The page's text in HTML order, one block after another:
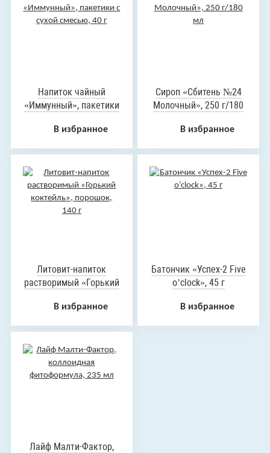
Напиток чайный
«Иммунный», пакетики
В избранное
Сироп «Сбитень №24
Молочный», 250 г/180
В избранное
Литовит-напиток
растворимый «Горький
140 г
В избранное
Батончик «Успех-2 Five
o’clock», 45 г
В избранное
Лайф Малти-Фактор,